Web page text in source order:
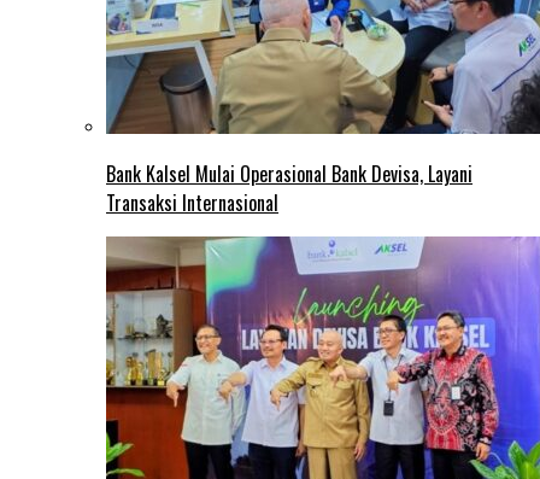
Bank Kalsel Mulai Operasional Bank Devisa, Layani
Transaksi Internasional